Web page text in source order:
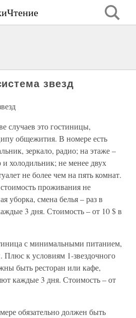
звезд
случаев это гостиницы,
общежития. В номере есть
зеркало, радио; на этаже –
холодильник; не менее двух
не более чем на пять комнат.
проживания не
уборка, смена белья – раз в
3 дня. Стоимость – от 10 $ в
с минимальными питанием,
Плюс к условиям 1-звездочного
быть ресторан или кафе,
каждые 3 дня. Стоимость – от
обязательно должен быть